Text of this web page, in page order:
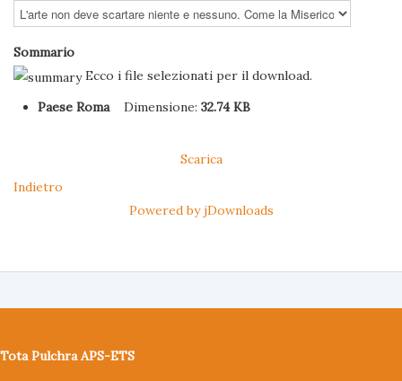
Sommario
Ecco i file selezionati per il download.
Paese RomaDimensione:32.74 KB
Scarica
Indietro
Powered by jDownloads
Tota Pulchra APS-ETS